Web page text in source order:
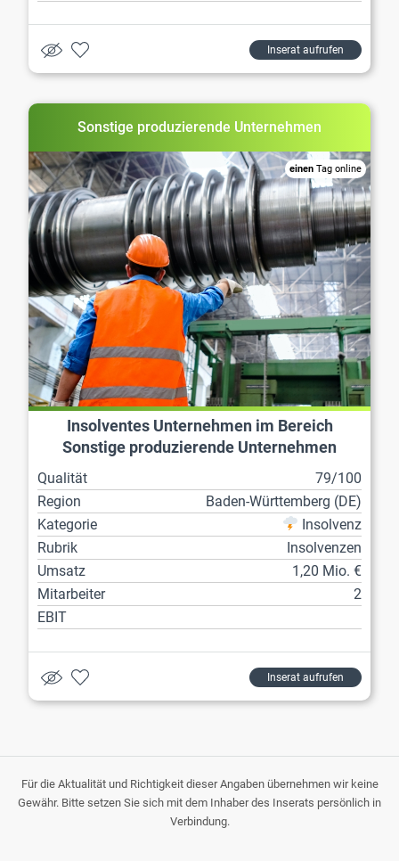
Inserat aufrufen
Sonstige produzierende Unternehmen
einen Tag online
Insolventes Unternehmen im Bereich
Sonstige produzierende Unternehmen
Qualität
79/100
Region
Baden-Württemberg (DE)
Kategorie
Insolvenz
Rubrik
Insolvenzen
Umsatz
1,20 Mio. €
Mitarbeiter
2
EBIT
Inserat aufrufen
Für die Aktualität und Richtigkeit dieser Angaben übernehmen wir keine
Gewähr. Bitte setzen Sie sich mit dem Inhaber des Inserats persönlich in
Verbindung.